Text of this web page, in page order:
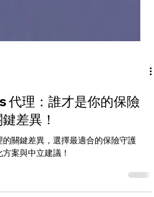
代理：誰才是你的保險
差異！